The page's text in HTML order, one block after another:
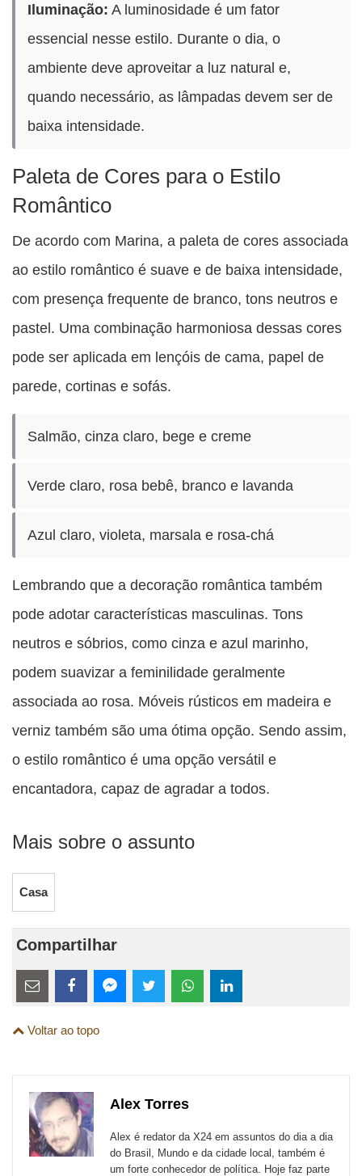
Iluminação: A luminosidade é um fator
essencial nesse estilo. Durante o dia, o
ambiente deve aproveitar a luz natural e,
quando necessário, as lâmpadas devem ser de
baixa intensidade.
Paleta de Cores para o Estilo
Romântico
De acordo com Marina, a paleta de cores associada
ao estilo romântico é suave e de baixa intensidade,
com presença frequente de branco, tons neutros e
pastel. Uma combinação harmoniosa dessas cores
pode ser aplicada em lençóis de cama, papel de
parede, cortinas e sofás.
Salmão, cinza claro, bege e creme
Verde claro, rosa bebê, branco e lavanda
Azul claro, violeta, marsala e rosa-chá
Lembrando que a decoração romântica também
pode adotar características masculinas. Tons
neutros e sóbrios, como cinza e azul marinho,
podem suavizar a feminilidade geralmente
associada ao rosa. Móveis rústicos em madeira e
verniz também são uma ótima opção. Sendo assim,
o estilo romântico é uma opção versátil e
encantadora, capaz de agradar a todos.
Mais sobre o assunto
Casa
Compartilhar
Estes
links
são
sites
externos
esta
Email
esta
FacebookMessenger
TwitterWhatsApp
Voltar ao topo
Alex Torres
Alex é redator da X24 em assuntos do dia a dia
do Brasil, Mundo e da cidade local, também é
um forte conhecedor de política. Hoje faz parte